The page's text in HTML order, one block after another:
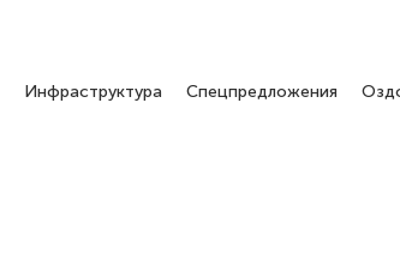
Инфраструктура Спецпредложения